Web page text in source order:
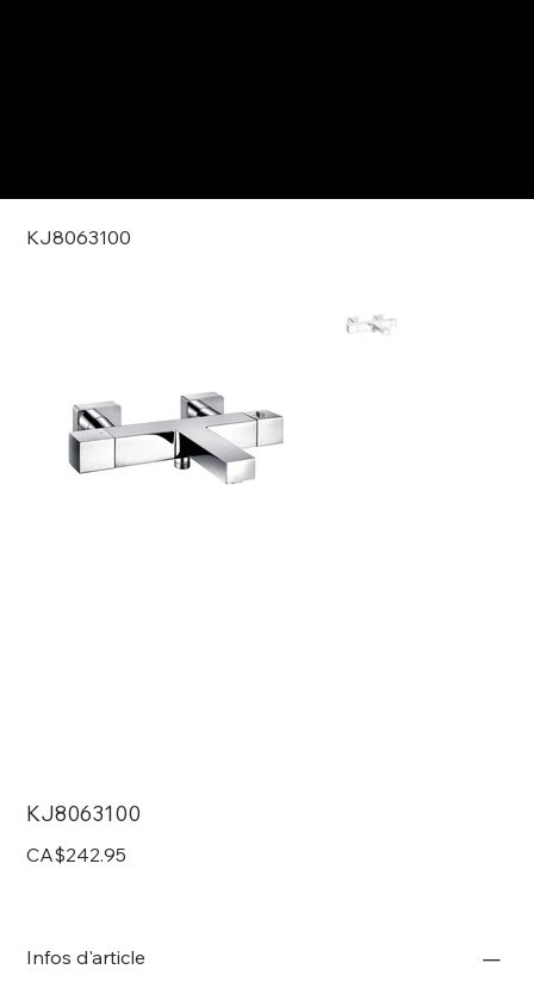
KJ8063100
KJ8063100
Price
CA$242.95
Infos d'article